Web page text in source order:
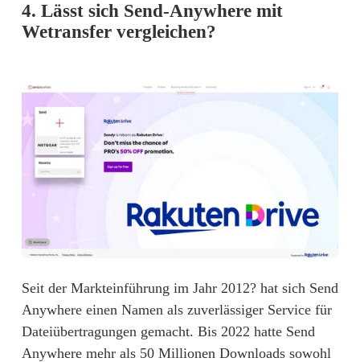
4. Lässt sich Send-Anywhere mit
Wetransfer vergleichen?
Seit der Markteinführung im Jahr 2012? hat sich Send
Anywhere einen Namen als zuverlässiger Service für
Dateiübertragungen gemacht. Bis 2022 hatte Send
Anywhere mehr als 50 Millionen Downloads sowohl